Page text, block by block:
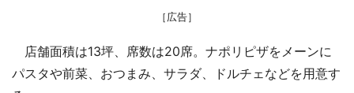
［広告］
店舗面積は13坪、席数は20席。ナポリピザをメーンに
パスタや前菜、おつまみ、サラダ、ドルチェなどを用意す